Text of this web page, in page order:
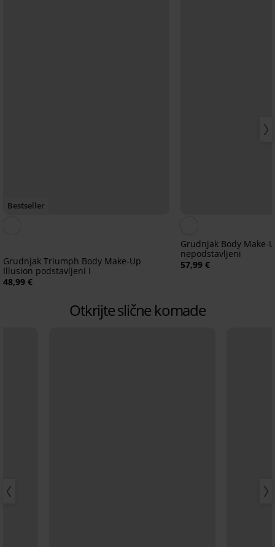
Bestseller
Grudnjak Triumph Body Make-Up
Illusion podstavljeni I
48,99 €
Grudnjak Body Make-
nepodstavljeni
57,99 €
Otkrijte slične komade